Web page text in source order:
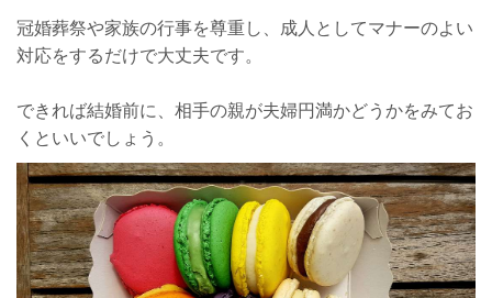
冠婚葬祭や家族の行事を尊重し、成人としてマナーのよい
対応をするだけで大丈夫です。
できれば結婚前に、相手の親が夫婦円満かどうかをみてお
くといいでしょう。